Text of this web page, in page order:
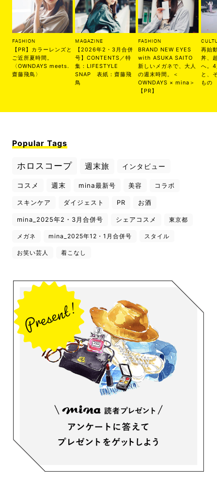
FASHION
【PR】カラーレンズと
ご近所夏時間。
〈OWNDAYS meets.
齋藤飛鳥〉
MAGAZINE
【2026年2・3月合併
号】CONTENTS／特
集：LIFESTYLE
SNAP 表紙：齋藤飛
鳥
FASHION
BRAND NEW EYES
with ASUKA SAITO
新しいメガネで、大人
の週末時間。＜
OWNDAYS × mina＞
【PR】
再始
丼、
へ。
と、
もの
Popular Tags
ホロスコープ 週末旅 インタビュー
コスメ 週末 mina最新号 美容 コラボ
スキンケア ダイジェスト PR お酒
mina_2025年2・3月合併号 シェアコスメ 東京都
メガネ mina_2025年12・1月合併号 スタイル
お笑い芸人 着こなし